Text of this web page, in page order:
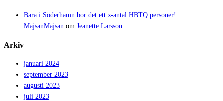
Bara i Söderhamn bor det ett x-antal HBTQ personer! |
MajsanMajsan om Jeanette Larsson
Arkiv
januari 2024
september 2023
augusti 2023
juli 2023